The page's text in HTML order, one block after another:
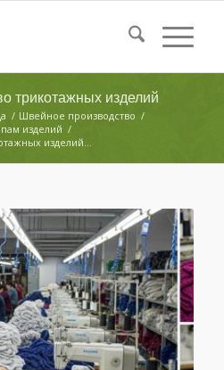
трикотажных изделий
/ Швейное производство /
изделий /
изделий...